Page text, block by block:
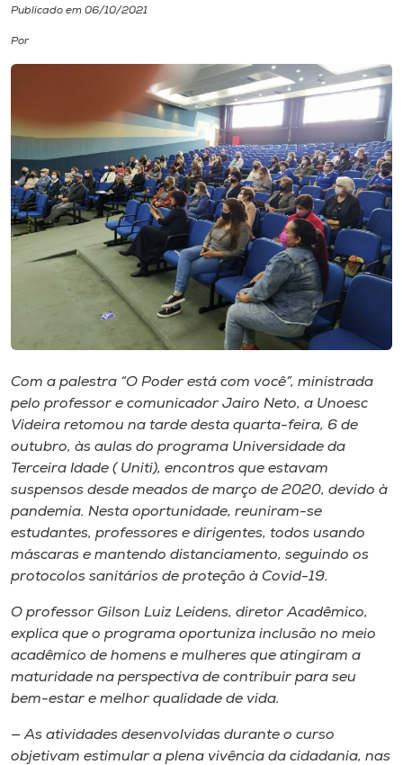
Diplomados
Cultura
CPA
Biblioteca
Rádio
Museu
Unoesc
Store
Selecione
o idioma
Publicado em 06/10/2021
Por
Com a palestra “O Poder está com você”, ministrada
pelo professor e comunicador Jairo Neto, a Unoesc
Videira retomou na tarde desta quarta-feira, 6 de
outubro, às aulas do programa Universidade da
Terceira Idade ( Uniti), encontros que estavam
suspensos desde meados de março de 2020, devido à
pandemia. Nesta oportunidade, reuniram-se
estudantes, professores e dirigentes, todos usando
máscaras e mantendo distanciamento, seguindo os
protocolos sanitários de proteção à Covid-19.
O professor Gilson Luiz Leidens, diretor Acadêmico,
explica que o programa oportuniza inclusão no meio
acadêmico de homens e mulheres que atingiram a
maturidade na perspectiva de contribuir para seu
bem-estar e melhor qualidade de vida.
— As atividades desenvolvidas durante o curso
objetivam estimular a plena vivência da cidadania, nas